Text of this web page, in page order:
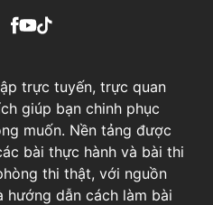
trực tuyến, trực quan
giúp bạn chinh phục
muốn. Nền tảng được
bài thực hành và bài thi
thi thật, với nguồn
hướng dẫn cách làm bài